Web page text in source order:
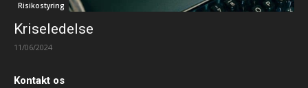
Risikostyring
Kriseledelse
11/06/2024
Kontakt os